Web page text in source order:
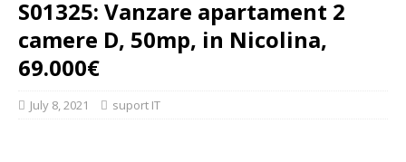
S01325: Vanzare apartament 2
camere D, 50mp, in Nicolina,
69.000€
July 8, 2021 suport IT